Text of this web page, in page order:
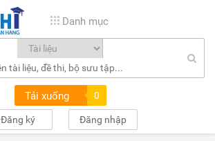
Danh mục
Tải xuống 0
Đăng ký Đăng nhập